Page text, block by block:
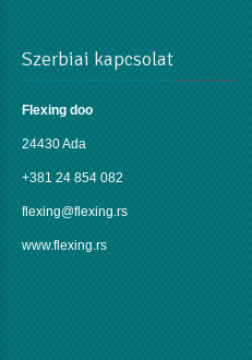
Szerbiai kapcsolat
Flexing doo
24430 Ada
+381 24 854 082
flexing@flexing.rs
www.flexing.rs